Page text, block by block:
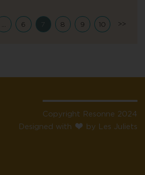
6 7 8 9 10 >>
Copyright Resonne 2024
Designed with
by Les Juliets